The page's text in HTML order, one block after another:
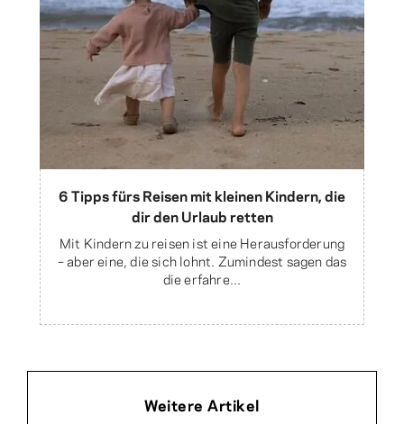
6 Tipps fürs Reisen mit kleinen Kindern, die
dir den Urlaub retten
Mit Kindern zu reisen ist eine Herausforderung
– aber eine, die sich lohnt. Zumindest sagen das
die erfahre...
Weitere Artikel